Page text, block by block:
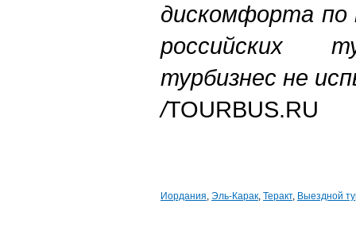
дискомфорта по
российских
турбизнес не
/TOURBUS.RU
Иордания, Эль-Карак, Теракт, Выездной